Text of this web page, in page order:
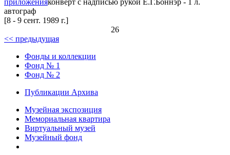
автограф
[8 - 9 сент. 1989 г.]
26
<< предыдущая
Фонды и коллекции
Фонд № 1
Фонд № 2
Публикации Архива
Музейная экспозиция
Мемориальная квартира
Виртуальный музей
Музейный фонд